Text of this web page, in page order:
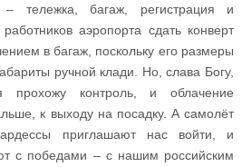
тележка, багаж, регистрация и
аэропорта сдать конверт
в багаж, поскольку его размеры
ручной клади. Но, слава Богу,
прохожу контроль, и облачение
к выходу на посадку. А самолёт
приглашают нас войти, и
с победами – с нашим российским